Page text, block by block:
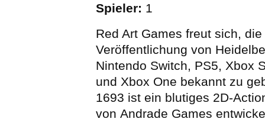
Spieler: 1
Red Art Games freut sich,
Veröffentlichung von
Nintendo Switch, PS5, Xbox
und Xbox One bekannt zu
1693 ist ein blutiges 2D-
von Andrade Games